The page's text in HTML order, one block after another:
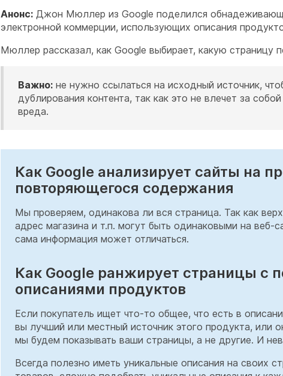
Анонс: Джон Мюллер из Google поделился
электронной коммерции, использующих описания
Мюллер рассказал, как Google выбирает, какую страницу
Важно: не нужно ссылаться на исходный источник,
дублирования контента, так как это не влечет за
вреда.
Как Google анализирует сайты на
повторяющегося содержания
Мы проверяем, одинакова ли вся страница. Так как
адрес магазина и т.п. могут быть одинаковыми на веб-
сама информация может отличаться.
Как Google ранжирует страницы с
описаниями продуктов
Если покупатель ищет что-то общее, что есть в
вы лучший или местный источник этого продукта, или
мы будем показывать ваши страницы, а не другие. И
Всегда полезно иметь уникальные описания на своих